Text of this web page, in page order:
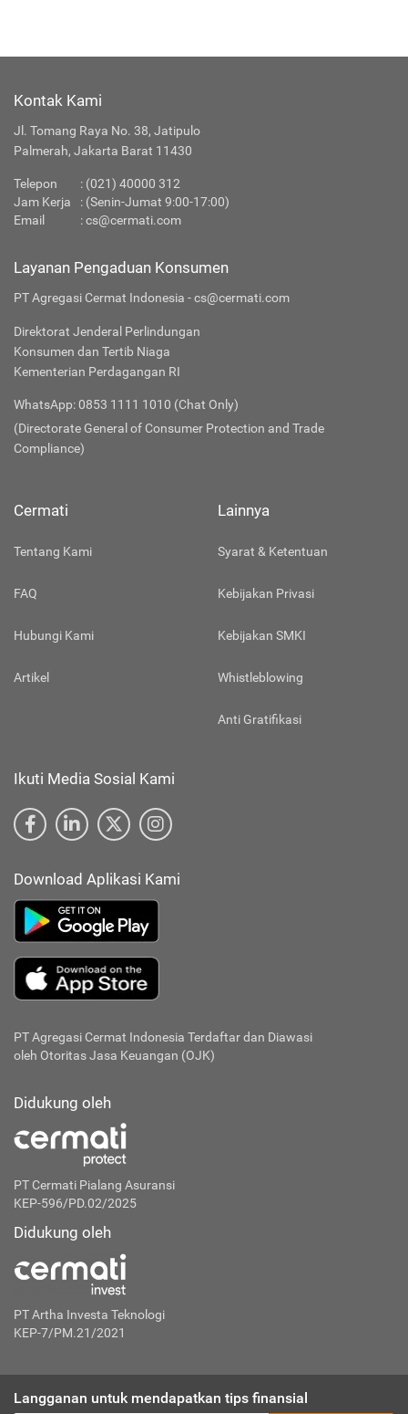
Kontak Kami
Jl. Tomang Raya No. 38, Jatipulo
Palmerah, Jakarta Barat 11430
Telepon : (021) 40000 312
Jam Kerja
: (Senin-Jumat 9:00-17:00)
Email
:cs@cermati.com
Layanan Pengaduan Konsumen
PT Agregasi Cermat Indonesia - cs@cermati.com
Direktorat Jenderal Perlindungan
Konsumen dan Tertib Niaga
Kementerian Perdagangan RI
WhatsApp: 0853 1111 1010 (Chat Only)
(Directorate General of Consumer Protection and Trade
Compliance)
Cermati
Tentang Kami
FAQ
Hubungi Kami
Artikel
Lainnya
Syarat & Ketentuan
Kebijakan Privasi
Kebijakan SMKI
Whistleblowing
Anti Gratifikasi
Ikuti Media Sosial Kami
Download Aplikasi Kami
PT Agregasi Cermat Indonesia Terdaftar dan Diawasi
oleh Otoritas Jasa Keuangan (OJK)
Didukung oleh
PT Cermati Pialang Asuransi
KEP-596/PD.02/2025
Didukung oleh
PT Artha Investa Teknologi
KEP-7/PM.21/2021
Langganan untuk mendapatkan tips finansial